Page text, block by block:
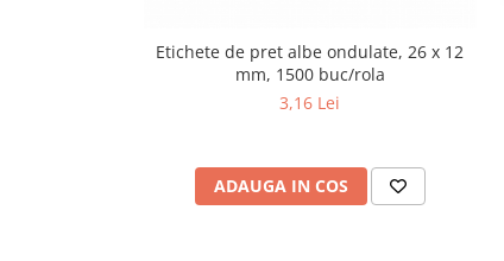
Etichete de pret albe ondulate, 26 x 12
mm, 1500 buc/rola
3,16 Lei
ADAUGA IN COS